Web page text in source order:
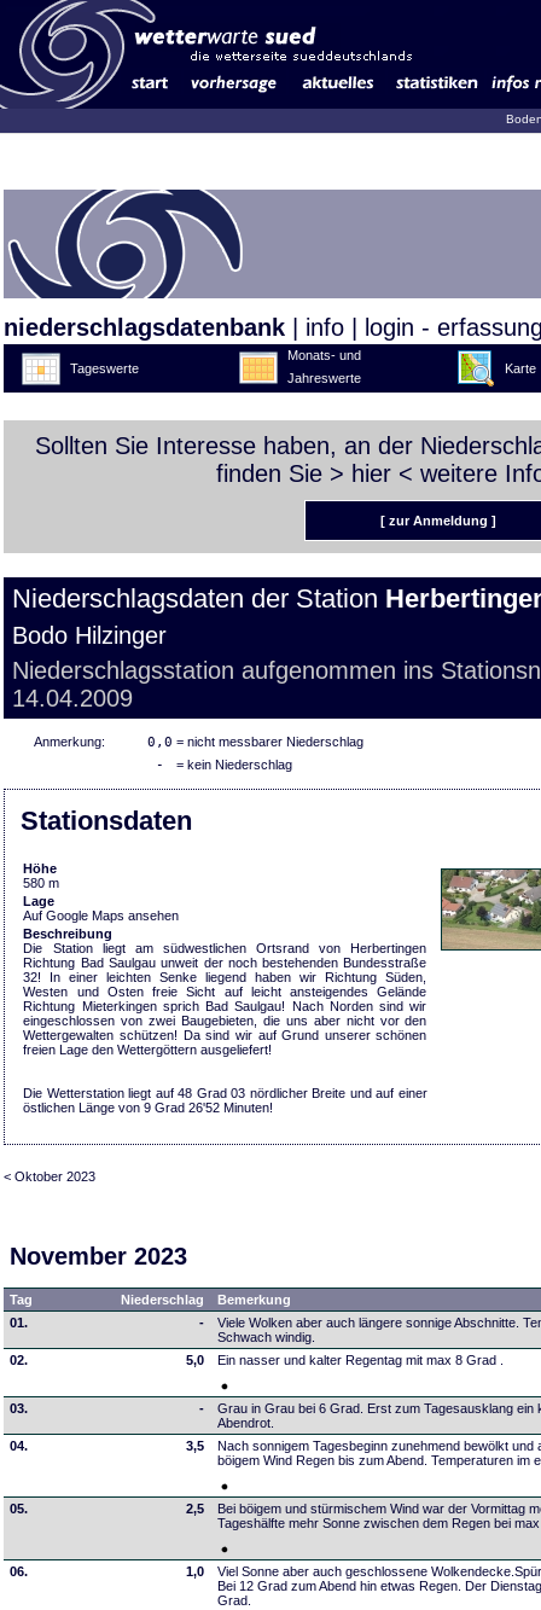
niederschlagsdatenbank info login -
Tageswerte
Monats- und
Jahreswerte
Karte
Sollten Sie Interesse haben, an der
finden Sie > hier < weitere
[ zur Anmeldung ]
Niederschlagsdaten der Station
Bodo Hilzinger
Niederschlagsstation aufgenommen ins
14.04.2009
Anmerkung: 0,0 = nicht messbarer Niederschlag
- = kein Niederschlag
Stationsdaten
Höhe
580 m
Lage
Auf Google Maps ansehen
Beschreibung
Die Station liegt am südwestlichen Ortsrand von Herbertingen
Richtung Bad Saulgau unweit der noch bestehenden Bundesstraße
32! In einer leichten Senke liegend haben wir Richtung Süden,
Westen und Osten freie Sicht auf leicht ansteigendes Gelände
Richtung Mieterkingen sprich Bad Saulgau! Nach Norden sind wir
eingeschlossen von zwei Baugebieten, die uns aber nicht vor den
Wettergewalten schützen! Da sind wir auf Grund unserer schönen
freien Lage den Wettergöttern ausgeliefert!
Die Wetterstation liegt auf 48 Grad 03 nördlicher Breite und auf einer
östlichen Länge von 9 Grad 26'52 Minuten!
< Oktober 2023
November 2023
Tag Niederschlag
Bemerkung
01.
-
Viele Wolken aber auch längere sonnige Abschnitte.
Schwach windig.
02.
5,0 Ein nasser und kalter Regentag mit max 8 Grad .
03. -
Grau in Grau bei 6 Grad. Erst zum Tagesausklang
Abendrot.
04.
3,5
Nach sonnigem Tagesbeginn zunehmend bewölkt und
böigem Wind Regen bis zum Abend. Temperaturen im
05. 2,5
Bei böigem und stürmischem Wind war der Vormittag
Tageshälfte mehr Sonne zwischen dem Regen bei
06. 1,0
Viel Sonne aber auch geschlossene
Bei 12 Grad zum Abend hin etwas Regen. Der
Grad.